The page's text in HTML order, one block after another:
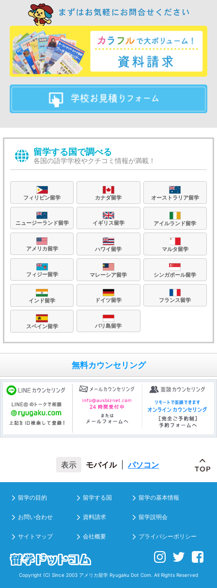
留学する国で調べる
各国の語学学校やクチコミ情報が満載！
フィリピン留学 カナダ留学 オーストラリア留学
ニュージーランド留学 イギリス留学 アイルランド留学
アメリカ留学 ハワイ留学 マルタ留学
フィジー留学 マレーシア留学 シンガポール留学
インド留学 ドイツ留学 フランス留学
スペイン留学 バリ島留学
無料カウンセリング
モバイル パソコン
留学の目的 留学する国 留学の基本情報
お問い合わせ 資料請求 留学説明会
サイトマップ 会社概要 プライバシーポリシー
Copyright (C) Since 2003 アメリカ留学 Ryugaku Dot Com. All Rights Reserved